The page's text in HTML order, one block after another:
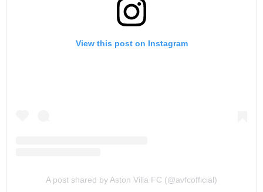
View this post on Instagram
A post shared by Aston Villa FC (@avfcofficial)